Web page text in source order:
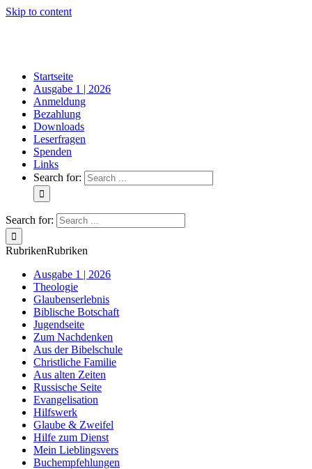
Skip to content
Startseite
Ausgabe 1 | 2026
Anmeldung
Bezahlung
Downloads
Leserfragen
Spenden
Links
Search for:
Search for:
RubrikenRubriken
Ausgabe 1 | 2026
Theologie
Glaubenserlebnis
Biblische Botschaft
Jugendseite
Zum Nachdenken
Aus der Bibelschule
Christliche Familie
Aus alten Zeiten
Russische Seite
Evangelisation
Hilfswerk
Glaube & Zweifel
Hilfe zum Dienst
Mein Lieblingsvers
Buchempfehlungen